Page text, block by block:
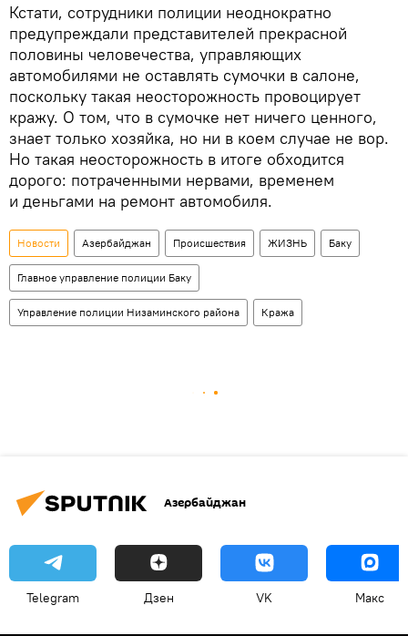
Кстати, сотрудники полиции неоднократно
предупреждали представителей прекрасной
половины человечества, управляющих
автомобилями не оставлять сумочки в салоне,
поскольку такая неосторожность провоцирует
кражу. О том, что в сумочке нет ничего ценного,
знает только хозяйка, но ни в коем случае не вор.
Но такая неосторожность в итоге обходится
дорого: потраченными нервами, временем
и деньгами на ремонт автомобиля.
Новости Азербайджан Происшествия ЖИЗНЬ Баку
Главное управление полиции Баку
Управление полиции Низаминского района Кража
Азербайджан
Telegram Дзен VK Макс